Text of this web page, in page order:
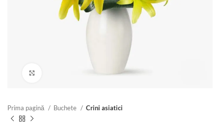
Prima pagină Buchete Crini asiatici